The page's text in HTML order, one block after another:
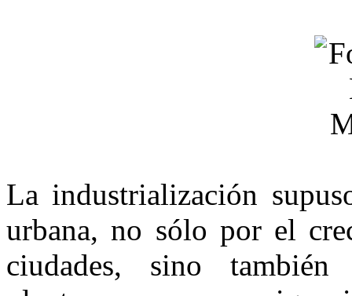
La industrialización
urbana, no sólo por el
ciudades, sino